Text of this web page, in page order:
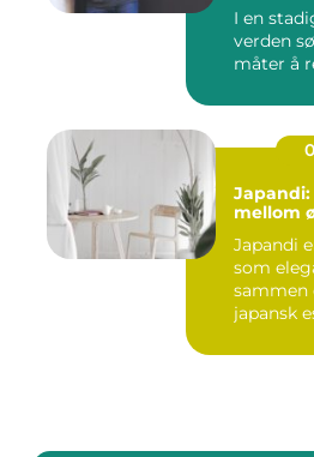
I en
verden
måter å
mellom
Japandi
som
sammen
japansk